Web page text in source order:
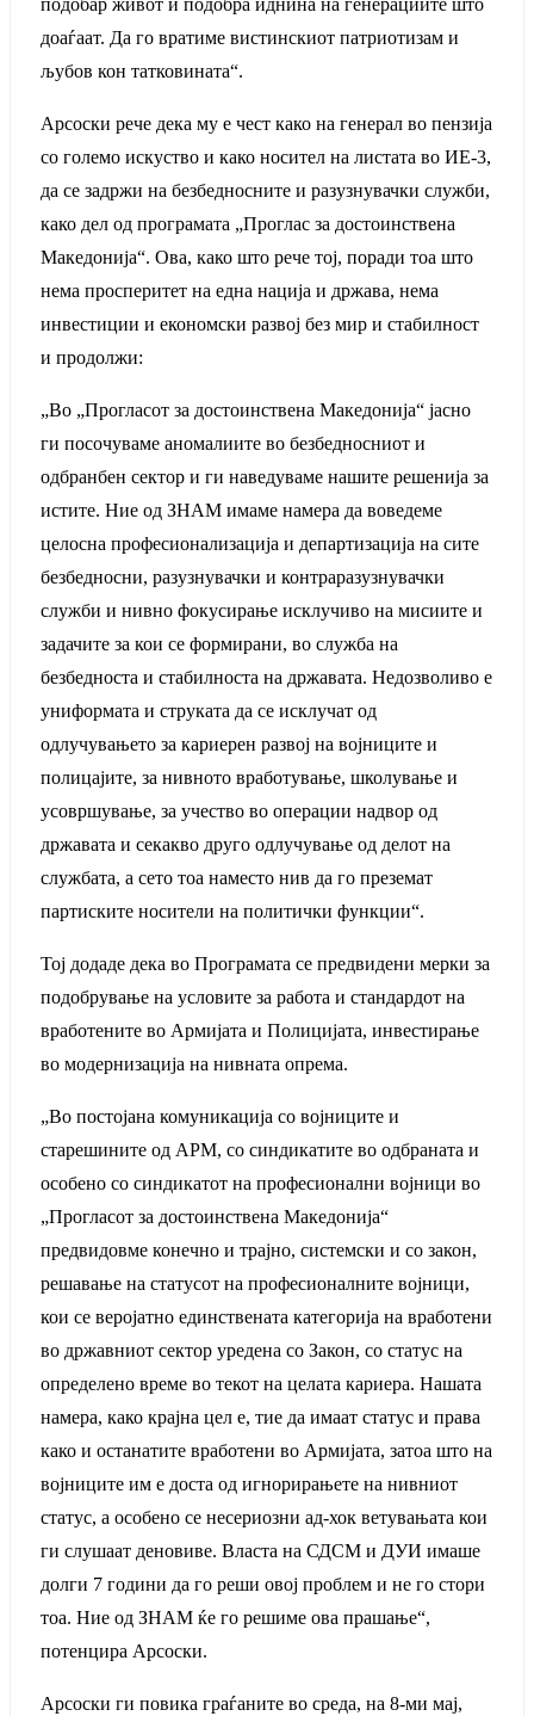
подобар живот и подобра иднина на генерациите што
доаѓаат. Да го вратиме вистинскиот патриотизам и
љубов кон татковината“.
Арсоски рече дека му е чест како на генерал во пензија
со големо искуство и како носител на листата во ИЕ-3,
да се задржи на безбедносните и разузнувачки служби,
како дел од програмата „Проглас за достоинствена
Македонија“. Ова, како што рече тој, поради тоа што
нема просперитет на една нација и држава, нема
инвестиции и економски развој без мир и стабилност
и продолжи:
„Во „Прогласот за достоинствена Македонија“ јасно
ги посочуваме аномалиите во безбедносниот и
одбранбен сектор и ги наведуваме нашите решенија за
истите. Ние од ЗНАМ имаме намера да воведеме
целосна професионализација и департизација на сите
безбедносни, разузнувачки и контраразузнувачки
служби и нивно фокусирање исклучиво на мисиите и
задачите за кои се формирани, во служба на
безбедноста и стабилноста на државата. Недозволиво е
униформата и струката да се исклучат од
одлучувањето за кариерен развој на војниците и
полицајите, за нивното вработување, школување и
усовршување, за учество во операции надвор од
државата и секакво друго одлучување од делот на
службата, а сето тоа наместо нив да го преземат
партиските носители на политички функции“.
Тој додаде дека во Програмата се предвидени мерки за
подобрување на условите за работа и стандардот на
вработените во Армијата и Полицијата, инвестирање
во модернизација на нивната опрема.
„Во постојана комуникација со војниците и
старешините од АРМ, со синдикатите во одбраната и
особено со синдикатот на професионални војници во
„Прогласот за достоинствена Македонија“
предвидовме конечно и трајно, системски и со закон,
решавање на статусот на професионалните војници,
кои се веројатно единствената категорија на вработени
во државниот сектор уредена со Закон, со статус на
определено време во текот на целата кариера. Нашата
намера, како крајна цел е, тие да имаат статус и права
како и останатите вработени во Армијата, затоа што на
војниците им е доста од игнорирањете на нивниот
статус, а особено се несериозни ад-хок ветувањата кои
ги слушаат деновиве. Власта на СДСМ и ДУИ имаше
долги 7 години да го реши овој проблем и не го стори
тоа. Ние од ЗНАМ ќе го решиме ова прашање“,
потенцира Арсоски.
Арсоски ги повика граѓаните во среда, на 8-ми мај,